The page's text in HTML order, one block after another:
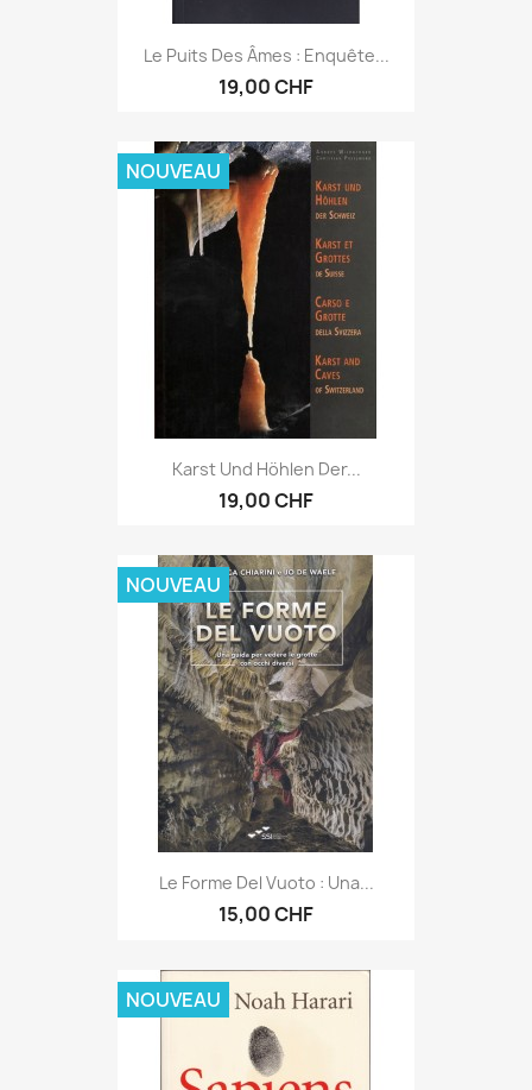
Le Puits Des Âmes : Enquête...
19,00 CHF
Karst Und Höhlen Der...
19,00 CHF
NOUVEAU
Le Forme Del Vuoto : Una...
15,00 CHF
NOUVEAU
NOUVEAU